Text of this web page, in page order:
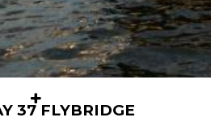
37 FLYBRIDGE